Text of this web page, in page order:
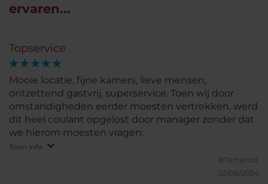
ervaren...
Topservice
Mooie locatie, fijne kamers, lieve mensen,
ontzettend gastvrij, superservice. Toen wij door
omstandigheden eerder moesten vertrekken, werd
dit heel coulant opgelost door manager zonder dat
we hierom moesten vragen.
Toon info
871chantal.
02/08/2024